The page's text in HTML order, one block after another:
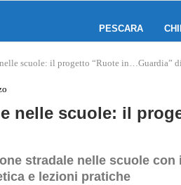
PESCARA
scuole: il progetto “Ruote in…Guardia”
nelle scuole: il
stradale nelle scuole
e lezioni pratiche